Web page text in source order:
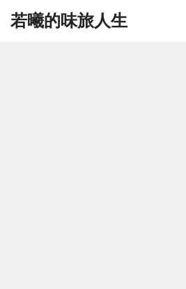
若曦的味旅人生